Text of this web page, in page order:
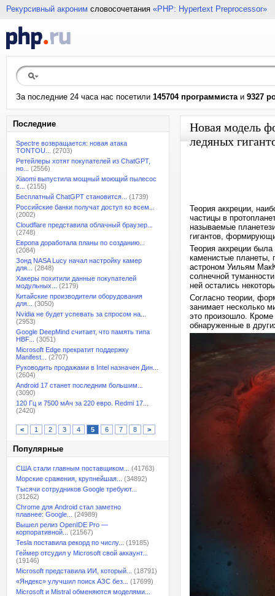
Рекурсивный акроним словосочетания «PHP: Hypertext Preprocessor»
За последние 24 часа нас посетили 145704 программистаи 9327
Последние
Spectre возвращается: новая атака
TONTOU...
(2703)
Ретейлеры хотят покупателей из ChatGPT,
но...
(2556)
Xiaomi выпустила мощный моющий пылесос
с...
(2155)
Бесплатный ChatGPT становится...
(1739)
Российские банки получат доступ ко всем...
(2002)
Cloudflare представила облачный браузер...
(2748)
Европа доработала планы по созданию...
(2084)
Зонд NASA Lucy начал настройку камер
для...
(2848)
Хакеры похитили данные покупателей
модульных...
(2179)
Китайские производители оборудования
для...
(3050)
Nvidia не будет успевать за спросом на...
(2953)
Google DeepMind считает, что память типа
HBF...
(3051)
Microsoft Edge прекратит поддержку
Manifest...
(2707)
Руководить продажами в Intel назначен Дин...
(2604)
Android 17 станет последним большим...
(3090)
120 Гц и 7500 мАч за 220 евро. Redmi 17...
(2420)
< 1 2 3 4 5 6 7 8 >
Популярные
США стали главным поставщиком...
(41763)
Морские сражения, крупнейшая...
(34892)
Тысячи сотрудников Google требуют...
(31262)
Chrome для Android стал заметно
плавнее: Google...
(24989)
Вышел релиз OpenIDE Pro —
корпоративной...
(21567)
Tesla поставила рекорд по числу...
(19185)
Геймер отсудил у Microsoft свой аккаунт...
(19146)
Microsoft представила ИИ, который...
(18791)
«Яндекс» улучшил поиск АЗС без...
(17699)
Microsoft и Mistral обменяются моделями...
Новая модель
ледяных
Теория аккреции,
частицы в
называемые
гигантов,
Теория аккреции
каменистые планеты,
астроном Уильям
солнечной
ней остались
Согласно теории,
занимает несколько
это произошло. Кроме
обнаруженные в